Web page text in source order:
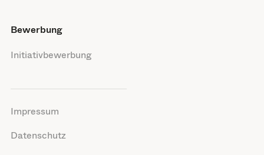
Bewerbung
Initiativbewerbung
Impressum
Datenschutz